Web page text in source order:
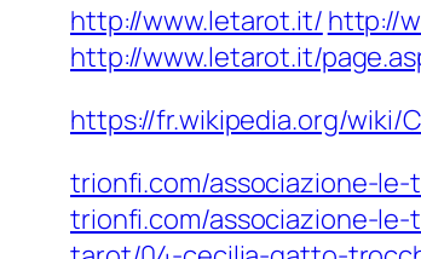
http://www.letarot.it/ http://
http://www.letarot.it/
https://fr.wikipedia.org/wiki/
trionfi.com/associazione-
trionfi.com/associazione-